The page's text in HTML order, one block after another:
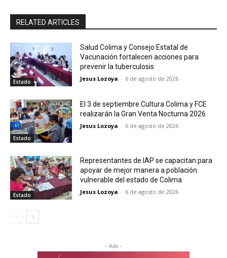
RELATED ARTICLES
Estado
Salud Colima y Consejo Estatal de
Vacunación fortalecen acciones para
prevenir la tuberculosis
Jesus Lozoya - 6 de agosto de 2026
Estado
El 3 de septiembre Cultura Colima y FCE
realizarán la Gran Venta Nocturna 2026
Jesus Lozoya - 6 de agosto de 2026
Estado
Representantes de IAP se capacitan para
apoyar de mejor manera a población
vulnerable del estado de Colima
Jesus Lozoya - 6 de agosto de 2026
- Ads -